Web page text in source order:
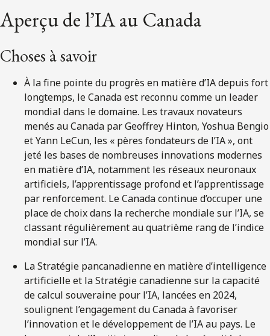
Aperçu de l’IA au Canada
Choses à savoir
À la fine pointe du progrès en matière d’IA depuis fort
longtemps, le Canada est reconnu comme un leader
mondial dans le domaine. Les travaux novateurs
menés au Canada par Geoffrey Hinton, Yoshua Bengio
et Yann LeCun, les « pères fondateurs de l’IA », ont
jeté les bases de nombreuses innovations modernes
en matière d’IA, notamment les réseaux neuronaux
artificiels, l’apprentissage profond et l’apprentissage
par renforcement. Le Canada continue d’occuper une
place de choix dans la recherche mondiale sur l’IA, se
classant régulièrement au quatrième rang de l’indice
mondial sur l’IA.
La Stratégie pancanadienne en matière d’intelligence
artificielle et la Stratégie canadienne sur la capacité
de calcul souveraine pour l’IA, lancées en 2024,
soulignent l’engagement du Canada à favoriser
l’innovation et le développement de l’IA au pays. Le